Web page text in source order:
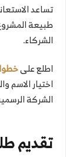
تساعد
طبيعة
الشركاء.
اطلع على
اختيار الاسم
الشركة
تقديم